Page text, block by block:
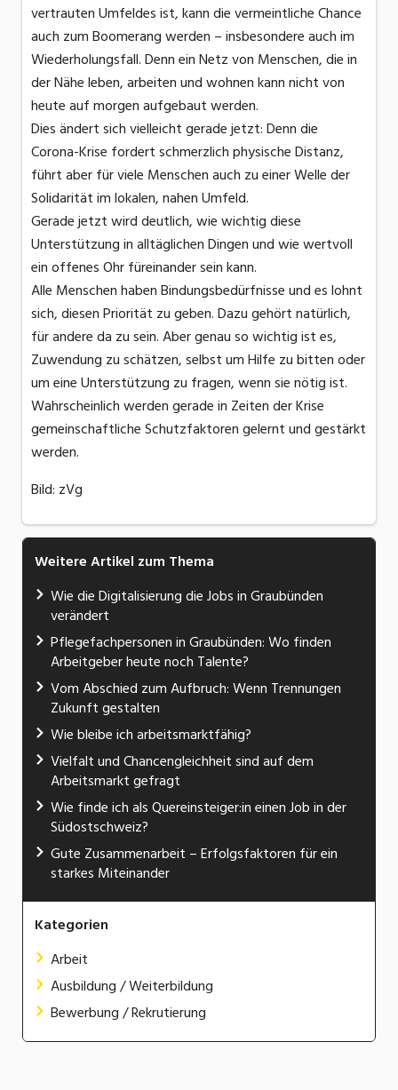
vertrauten Umfeldes ist, kann die vermeintliche Chance
auch zum Boomerang werden – insbesondere auch im
Wiederholungsfall. Denn ein Netz von Menschen, die in
der Nähe leben, arbeiten und wohnen kann nicht von
heute auf morgen aufgebaut werden.
Dies ändert sich vielleicht gerade jetzt: Denn die
Corona-Krise fordert schmerzlich physische Distanz,
führt aber für viele Menschen auch zu einer Welle der
Solidarität im lokalen, nahen Umfeld.
Gerade jetzt wird deutlich, wie wichtig diese
Unterstützung in alltäglichen Dingen und wie wertvoll
ein offenes Ohr füreinander sein kann.
Alle Menschen haben Bindungsbedürfnisse und es lohnt
sich, diesen Priorität zu geben. Dazu gehört natürlich,
für andere da zu sein. Aber genau so wichtig ist es,
Zuwendung zu schätzen, selbst um Hilfe zu bitten oder
um eine Unterstützung zu fragen, wenn sie nötig ist.
Wahrscheinlich werden gerade in Zeiten der Krise
gemeinschaftliche Schutzfaktoren gelernt und gestärkt
werden.
Bild: zVg
Weitere Artikel zum Thema
Wie die Digitalisierung die Jobs in Graubünden
verändert
Pflegefachpersonen in Graubünden: Wo finden
Arbeitgeber heute noch Talente?
Vom Abschied zum Aufbruch: Wenn Trennungen
Zukunft gestalten
Wie bleibe ich arbeitsmarktfähig?
Vielfalt und Chancengleichheit sind auf dem
Arbeitsmarkt gefragt
Wie finde ich als Quereinsteiger:in einen Job in der
Südostschweiz?
Gute Zusammenarbeit – Erfolgsfaktoren für ein
starkes Miteinander
Kategorien
Arbeit
Ausbildung / Weiterbildung
Bewerbung / Rekrutierung